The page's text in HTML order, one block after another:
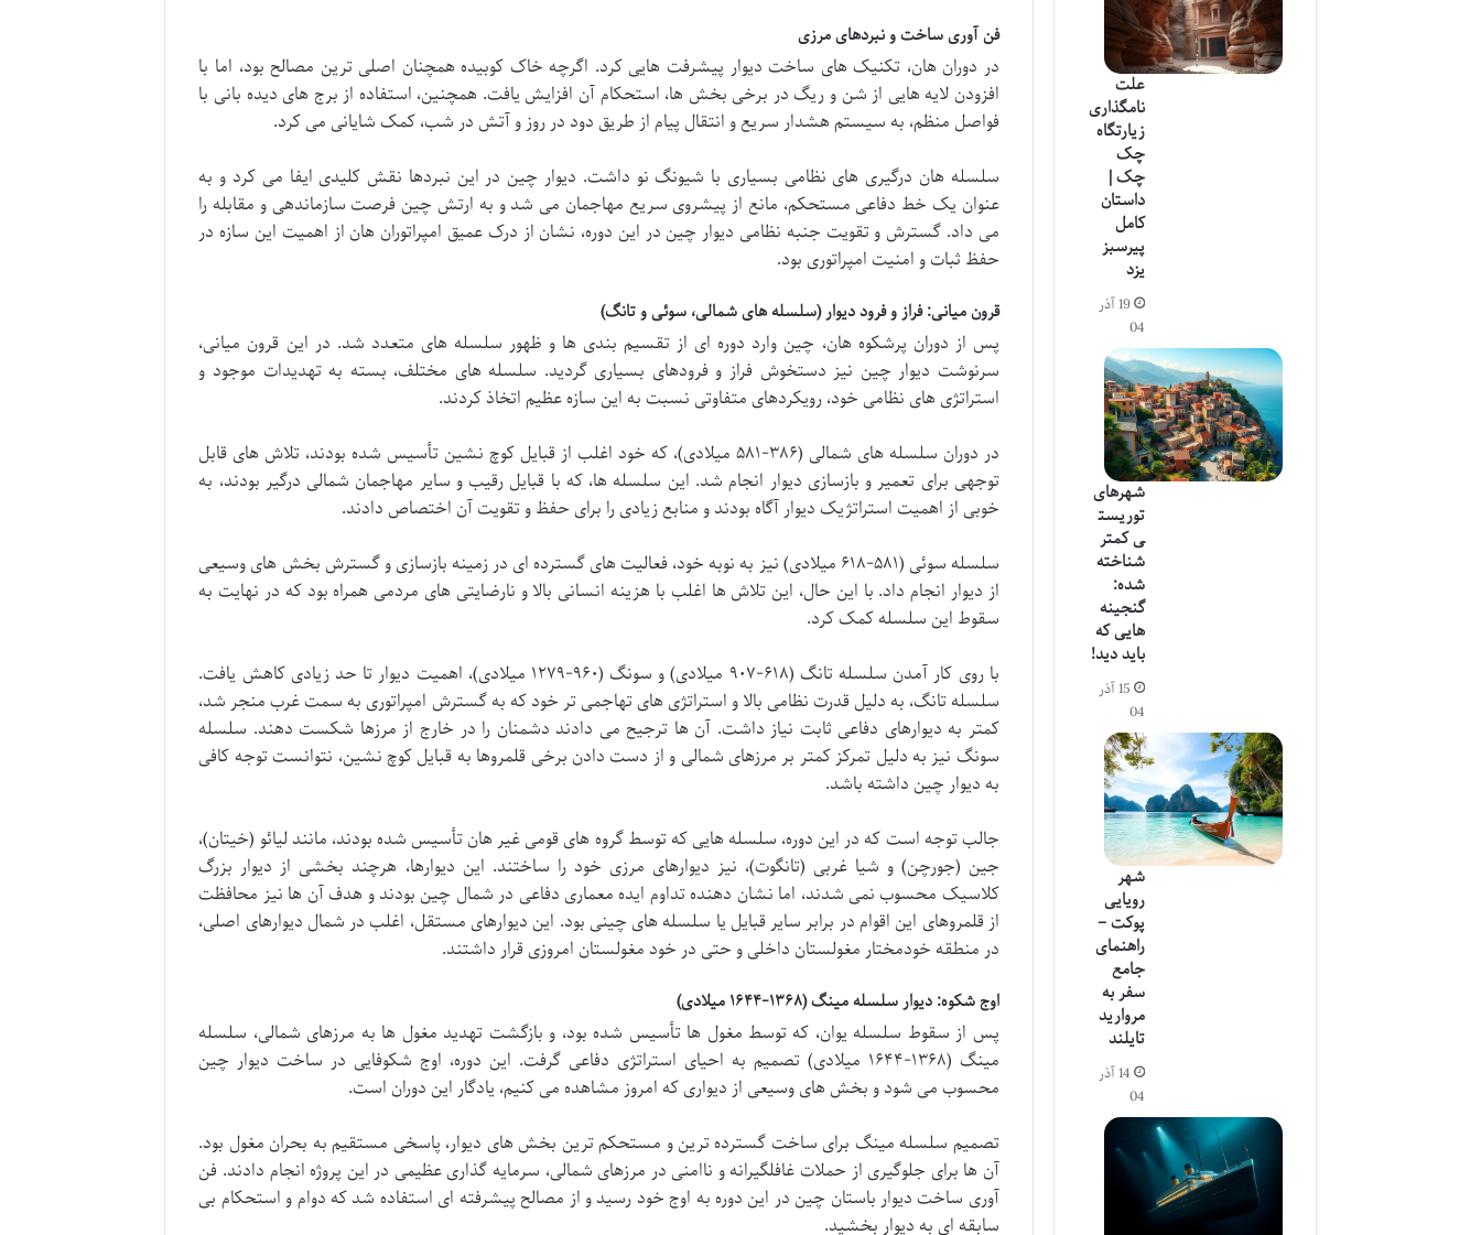
فن آوری ساخت و نبردهای مرزی
در دوران هان، تکنیک های ساخت دیوار پیشرفت هایی کرد. اگرچه خاک کوبیده همچنان اصلی ترین مصالح بود، اما با
افزودن لایه هایی از شن و ریگ در برخی بخش ها، استحکام آن افزایش یافت. همچنین، استفاده از برج های دیده بانی با
فواصل منظم، به سیستم هشدار سریع و انتقال پیام از طریق دود در روز و آتش در شب، کمک شایانی می کرد.
سلسله هان درگیری های نظامی بسیاری با شیونگ نو داشت. دیوار چین در این نبردها نقش کلیدی ایفا می کرد و به
عنوان یک خط دفاعی مستحکم، مانع از پیشروی سریع مهاجمان می شد و به ارتش چین فرصت سازماندهی و مقابله را
می داد. گسترش و تقویت جنبه نظامی دیوار چین در این دوره، نشان از درک عمیق امپراتوران هان از اهمیت این سازه در
حفظ ثبات و امنیت امپراتوری بود.
قرون میانی: فراز و فرود دیوار (سلسله های شمالی، سوئی و تانگ)
پس از دوران پرشکوه هان، چین وارد دوره ای از تقسیم بندی ها و ظهور سلسله های متعدد شد. در این قرون میانی،
سرنوشت دیوار چین نیز دستخوش فراز و فرودهای بسیاری گردید. سلسله های مختلف، بسته به تهدیدات موجود و
استراتژی های نظامی خود، رویکردهای متفاوتی نسبت به این سازه عظیم اتخاذ کردند.
در دوران
سلسله های شمالی (۳۸۶-۵۸۱ میلادی)، که خود اغلب از قبایل کوچ نشین تأسیس شده بودند، تلاش های قابل
توجهی برای تعمیر و بازسازی دیوار انجام شد. این سلسله ها، که با قبایل رقیب و سایر مهاجمان شمالی درگیر بودند، به
خوبی از اهمیت استراتژیک دیوار آگاه بودند و منابع زیادی را برای حفظ و تقویت آن اختصاص دادند.
سلسله سوئی (۵۸۱-۶۱۸ میلادی) نیز به نوبه خود، فعالیت های گسترده ای در زمینه بازسازی و گسترش بخش های وسیعی
از دیوار انجام داد. با این حال، این تلاش ها اغلب با هزینه انسانی بالا و نارضایتی های مردمی همراه بود که در نهایت به
سقوط این سلسله کمک کرد.
با روی کار آمدن
سلسله تانگ (۶۱۸-۹۰۷ میلادی) و سونگ (۹۶۰-۱۲۷۹ میلادی)، اهمیت دیوار تا حد زیادی کاهش یافت.
سلسله تانگ، به دلیل قدرت نظامی بالا و استراتژی های تهاجمی تر خود که به گسترش امپراتوری به سمت غرب منجر شد،
کمتر به دیوارهای دفاعی ثابت نیاز داشت. آن ها ترجیح می دادند دشمنان را در خارج از مرزها شکست دهند. سلسله
سونگ نیز به دلیل تمرکز کمتر بر مرزهای شمالی و از دست دادن برخی قلمروها به قبایل کوچ نشین، نتوانست توجه کافی
به دیوار چین داشته باشد.
جالب توجه است که در این دوره، سلسله هایی که توسطگروه های قومی غیر هان تأسیس شده بودند، مانند لیائو (خیتان)،
جین (جورچن) و شیا غربی (تانگوت)، نیز دیوارهای مرزی خود را ساختند. این دیوارها، هرچند بخشی از دیوار بزرگ
کلاسیک محسوب نمی شدند، اما نشان دهنده تداوم ایده معماری دفاعی در شمال چین بودند و هدف آن ها نیز محافظت
از قلمروهای این اقوام در برابر سایر قبایل یا سلسله های چینی بود. این دیوارهای مستقل، اغلب در شمال دیوارهای اصلی،
در منطقه خودمختار مغولستان داخلی و حتی در خود مغولستان امروزی قرار داشتند.
اوج شکوه: دیوار سلسله مینگ (۱۳۶۸-۱۶۴۴ میلادی)
پس از سقوط سلسله یوان، که توسط مغول ها تأسیس شده بود، و بازگشت تهدید مغول ها به مرزهای شمالی، سلسله
مینگ (۱۳۶۸-۱۶۴۴ میلادی) تصمیم به احیای استراتژی دفاعی گرفت. این دوره، اوج شکوفایی در ساخت دیوار چین
محسوب می شود و بخش های وسیعی از دیواری که امروز مشاهده می کنیم، یادگار این دوران است.
تصمیم سلسله مینگ برای ساخت گسترده ترین و مستحکم ترین بخش های دیوار، پاسخی مستقیم به بحران مغول بود.
آن ها برای جلوگیری از حملات غافلگیرانه و ناامنی در مرزهای شمالی، سرمایه گذاری عظیمی در این پروژه انجام دادند. فن
آوری ساخت دیوار باستان چین در این دوره به اوج خود رسید و از مصالح پیشرفته ای استفاده شد که دوام و استحکام بی
سابقه ای به دیوار بخشید.
علت
نامگذاری
زیارتگاه
چک
چک |
داستان
کامل
پیرسبز
یزد
19 آذر
04
شهرهای
توریست
ی کمتر
شناخته
شده:
گنجینه
هایی که
باید دید!
15 آذر
04
شهر
رویایی
پوکت –
راهنمای
جامع
سفر به
مروارید
تایلند
14 آذر
04